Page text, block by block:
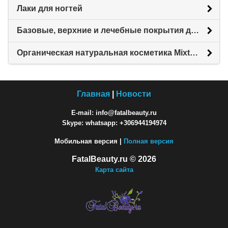
Лаки для ногтей
Базовые, верхние и лечебные покрытия для ногтей, уходовые средства
Органическая натуральная косметика Mixtura - уход для рук, ногтей, кожи, тела и волос
Главная Новости
E-mail: info@fatalbeauty.ru
Skype: whatsapp: +306944194974
Мобильная версия | Полная версия
FatalBeauty.ru © 2026
Карта сайта